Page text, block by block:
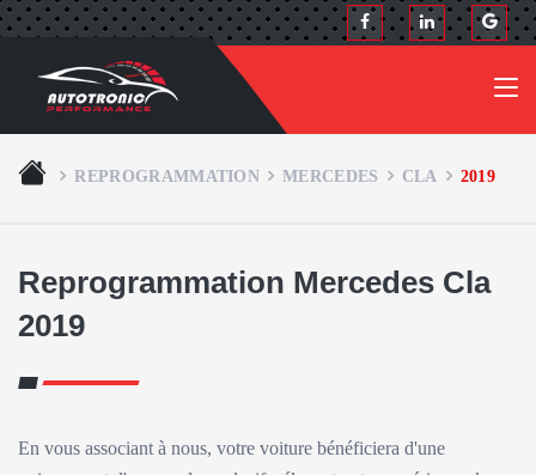
REPROGRAMMATION MERCEDES CLA 2019
Reprogrammation Mercedes Cla
2019
En vous associant à nous, votre voiture bénéficiera d'une